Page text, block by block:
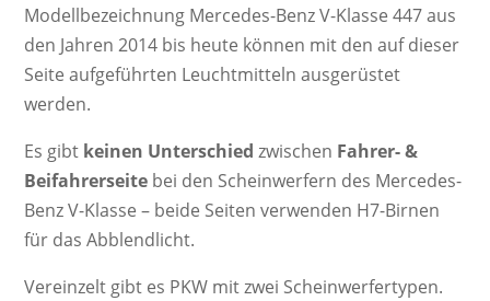
Modellbezeichnung Mercedes-Benz V-Klasse 447 aus
den Jahren 2014 bis heute können mit den auf dieser
Seite aufgeführten Leuchtmitteln ausgerüstet
werden.
Es gibt keinen Unterschied zwischen Fahrer- &
Beifahrerseitebei den Scheinwerfern des Mercedes-
Benz V-Klasse – beide Seiten verwenden H7-Birnen
für das Abblendlicht.
Vereinzelt gibt es PKW mit zwei Scheinwerfertypen.